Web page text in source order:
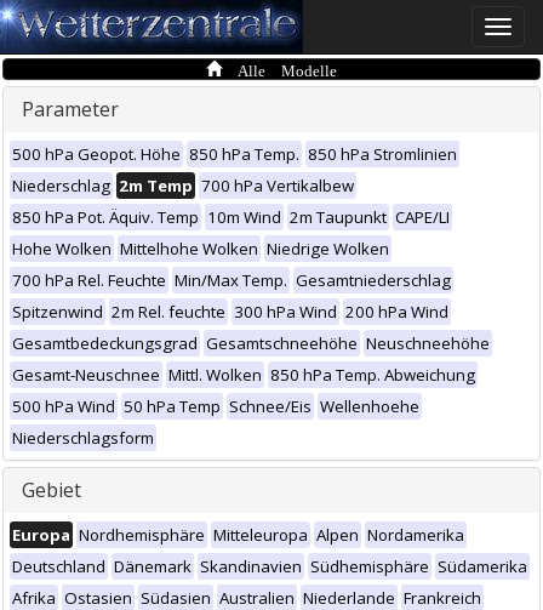
Toggle
Alle Modelle
Parameter
500 hPa Geopot. Höhe 850 hPa Temp. 850 hPa Stromlinien
Niederschlag 2m Temp 700 hPa Vertikalbew
850 hPa Pot. Äquiv. Temp 10m Wind 2m Taupunkt CAPE/LI
Hohe Wolken Mittelhohe Wolken Niedrige Wolken
700 hPa Rel. Feuchte Min/Max Temp. Gesamtniederschlag
Spitzenwind 2m Rel. feuchte 300 hPa Wind 200 hPa Wind
Gesamtbedeckungsgrad Gesamtschneehöhe Neuschneehöhe
Gesamt-Neuschnee Mittl. Wolken 850 hPa Temp. Abweichung
500 hPa Wind 50 hPa Temp Schnee/Eis Wellenhoehe
Niederschlagsform
Gebiet
Europa Nordhemisphäre Mitteleuropa Alpen Nordamerika
Deutschland Dänemark Skandinavien Südhemisphäre Südamerika
Afrika Ostasien Südasien Australien Niederlande Frankreich